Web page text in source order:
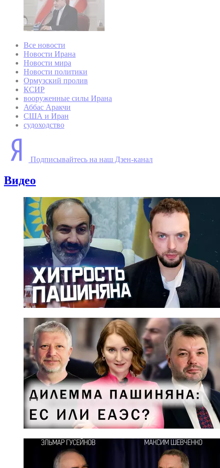
Все новости
Новости Ирана
Новости мира
Новости политики
Ормузский пролив
КСИР
вооруженные силы Ирана
Аббас Аракчи
США и Иран
судоходство
Подписывайтесь на наш Дзен-канал
Видео